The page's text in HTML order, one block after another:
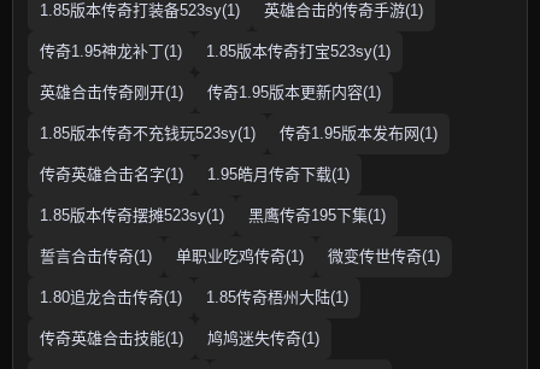
1.85版本传奇打装备523sy(1) 英雄合击的传奇手游(1)
传奇1.95神龙补丁(1) 1.85版本传奇打宝523sy(1)
英雄合击传奇刚开(1) 传奇1.95版本更新内容(1)
1.85版本传奇不充钱玩523sy(1) 传奇1.95版本发布网(1)
传奇英雄合击名字(1) 1.95皓月传奇下载(1)
1.85版本传奇摆摊523sy(1) 黑鹰传奇195下集(1)
誓言合击传奇(1) 单职业吃鸡传奇(1) 微变传世传奇(1)
1.80追龙合击传奇(1) 1.85传奇梧州大陆(1)
传奇英雄合击技能(1) 鸠鸠迷失传奇(1)